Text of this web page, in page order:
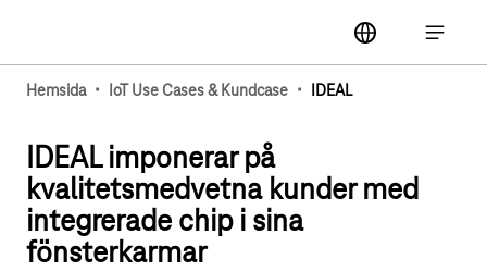
label
Öppna
Hemsida · IoT Use Cases & Kundcase · IDEAL
IDEAL imponerar på
kvalitetsmedvetna kunder med
integrerade chip i sina
fönsterkarmar